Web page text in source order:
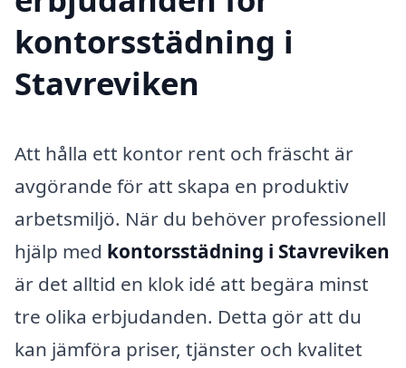
kontorsstädning i
Stavreviken
Att hålla ett kontor rent och fräscht är
avgörande för att skapa en produktiv
arbetsmiljö. När du behöver professionell
hjälp med kontorsstädning i Stavreviken
är det alltid en klok idé att begära minst
tre olika erbjudanden. Detta gör att du
kan jämföra priser, tjänster och kvalitet